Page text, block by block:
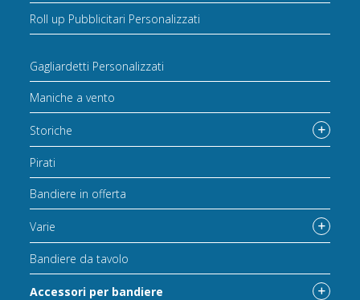
Roll up Pubblicitari Personalizzati
Gagliardetti Personalizzati
Maniche a vento
Storiche
Pirati
Bandiere in offerta
Varie
Bandiere da tavolo
Accessori per bandiere